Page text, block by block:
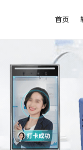
首页